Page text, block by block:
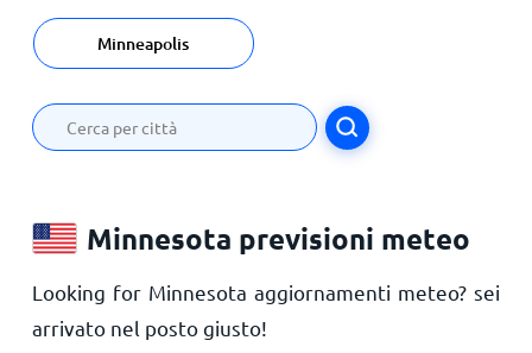
Minneapolis
Minnesota previsioni meteo
Looking for Minnesota aggiornamenti meteo? sei
arrivato nel posto giusto!